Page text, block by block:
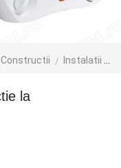
Constructii Instalatii de incalzire